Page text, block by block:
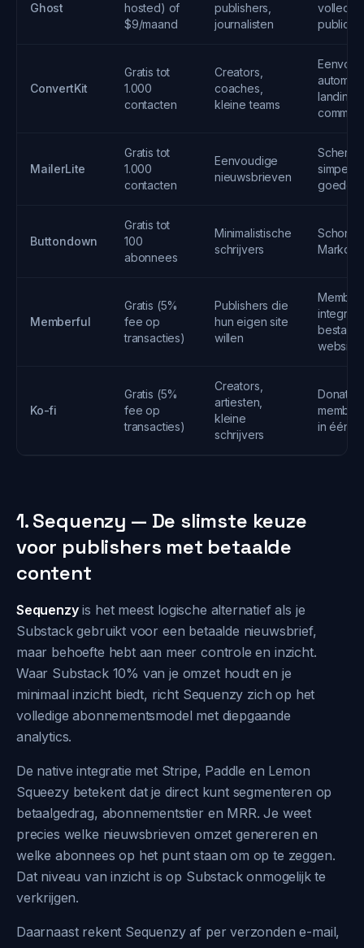
Ghost
hosted) of
$9/maand
publishers,
journalisten
ConvertKit
Gratis tot
1.000
contacten
Creators,
coaches,
kleine teams
MailerLite
Gratis tot
1.000
contacten
Eenvoudige
nieuwsbrieven
simpele
goede
Buttondown
Gratis tot
100
abonnees
Minimalistische
schrijvers
Schone
Memberful
Gratis (5%
fee op
transacties)
Publishers die
hun eigen site
willen
websites
Ko-fi
Gratis (5%
fee op
transacties)
Creators,
artiesten,
kleine
schrijvers
in één
1. Sequenzy — De slimste keuze
voor publishers met betaalde
content
Sequenzyis het meest logische alternatief als je
Substack gebruikt voor een betaalde nieuwsbrief,
maar behoefte hebt aan meer controle en inzicht.
Waar Substack 10% van je omzet houdt en je
minimaal inzicht biedt, richt Sequenzy zich op het
volledige abonnementsmodel met diepgaande
analytics.
De native integratie met Stripe, Paddle en Lemon
Squeezy betekent dat je direct kunt segmenteren op
betaalgedrag, abonnementstier en MRR. Je weet
precies welke nieuwsbrieven omzet genereren en
welke abonnees op het punt staan om op te zeggen.
Dat niveau van inzicht is op Substack onmogelijk te
verkrijgen.
Daarnaast rekent Sequenzy af per verzonden e-mail,